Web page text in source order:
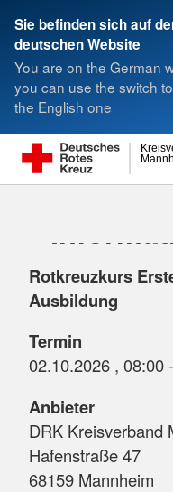
Sie befinden sich auf
deutschen Website
You are on the German
you can use the switch
the English one
Suche
Rotkreuzkurs
Ausbildung
Termin
Anbieter
DRK Kreisverband
Hafenstraße 47
68159 Mannheim